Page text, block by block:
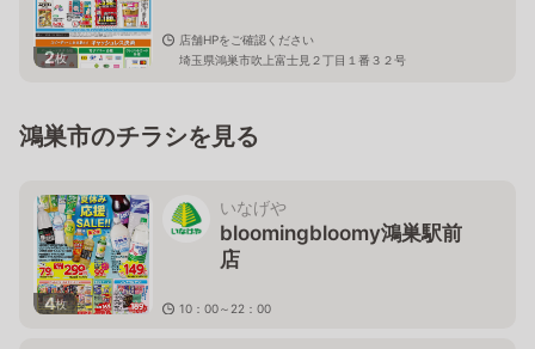
2枚
店舗HPをご確認ください
埼玉県鴻巣市吹上富士見２丁目１番３２号
鴻巣市のチラシを見る
4枚
いなげや
bloomingbloomy鴻巣駅前
店
10：00～22：00